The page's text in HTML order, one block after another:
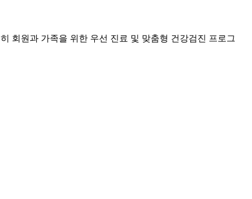
회원과 가족을 위한 우선 진료 및 맞춤형 건강검진 프로그